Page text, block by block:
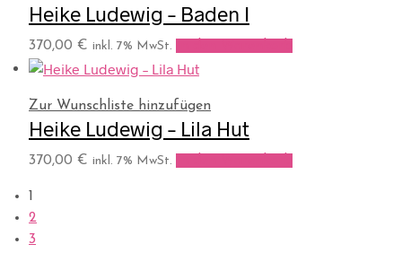
Heike Ludewig – Baden I
370,00 € inkl. 7% MwSt.
Zur Wunschliste hinzufügen
Heike Ludewig – Lila Hut
370,00 € inkl. 7% MwSt.
1
2
3